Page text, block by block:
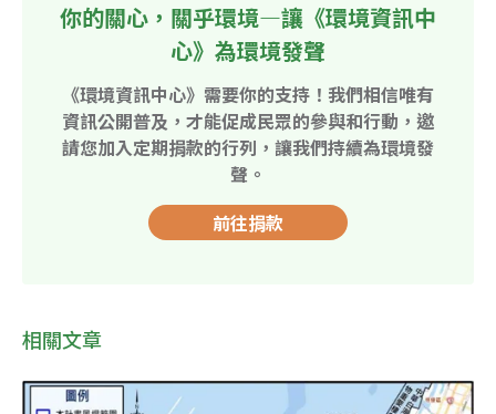
你的關心，關乎環境—讓《環境資訊中
心》為環境發聲
《環境資訊中心》需要你的支持！我們相信唯有
資訊公開普及，才能促成民眾的參與和行動，邀
請您加入定期捐款的行列，讓我們持續為環境發
聲。
前往捐款
相關文章